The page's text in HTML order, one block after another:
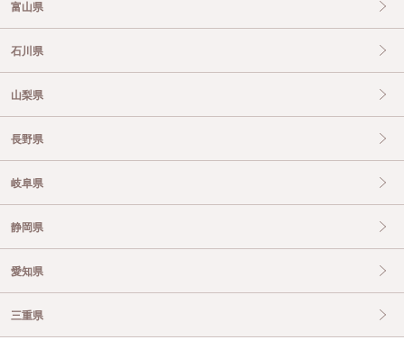
富山県
石川県
山梨県
長野県
岐阜県
静岡県
愛知県
三重県